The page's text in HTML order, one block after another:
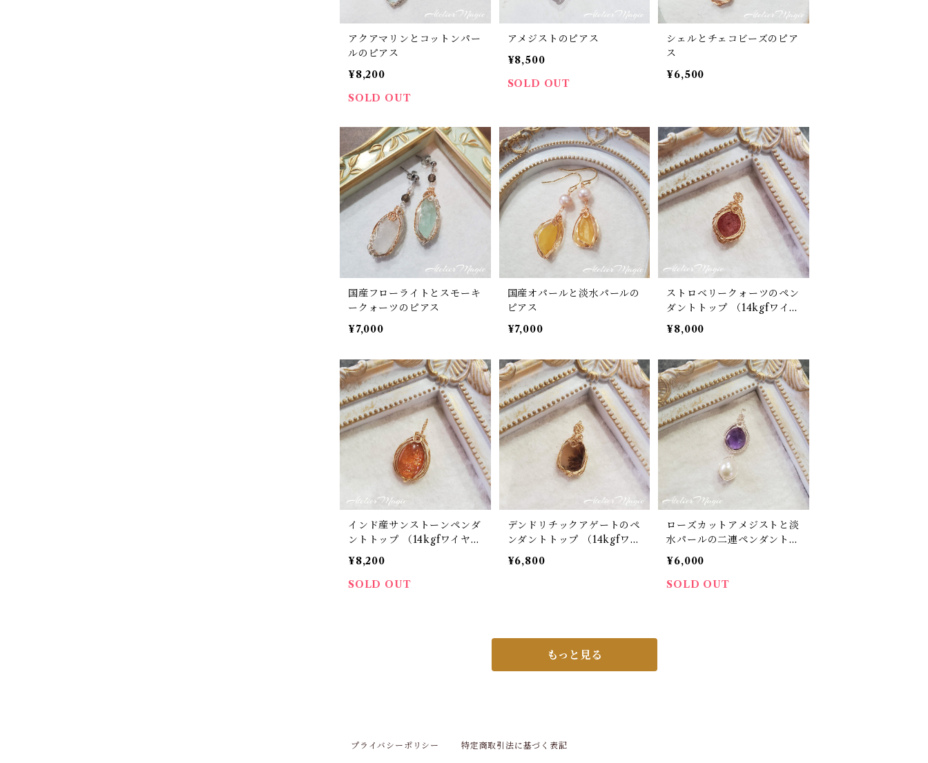
アクアマリンとコットンパー
ルのピアス
¥8,200
SOLD OUT
アメジストのピアス
¥8,500
SOLD OUT
シェルとチェコビーズのピア
ス
¥6,500
国産フローライトとスモーキ
ークォーツのピアス
¥7,000
国産オパールと淡水パールの
ピアス
¥7,000
ストロベリークォーツのペン
ダントトップ （14kgfワイヤ
¥8,000
インド産サンストーンペンダ
ントトップ （14kgfワイヤ
ー）
¥8,200
SOLD OUT
デンドリチックアゲートのペ
ンダントトップ （14kgfワイ
ヤー）
¥6,800
ローズカットアメジストと淡
水パールの二連ペンダントト
ップ
¥6,000
SOLD OUT
もっと見る
プライバシーポリシー 特定商取引法に基づく表記